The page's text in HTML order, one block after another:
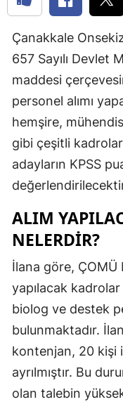
Çanakkale
657 Sayılı Devlet
maddesi
personel alımı
hemşire,
gibi çeşitli
adayların KPSS
ALIM
NELERDIR?
İlana göre, ÇOMÜ
yapılacak
biolog ve destek
bulunmaktadır.
kontenjan, 20 kişi
ayrılmıştır. Bu
olan talebin